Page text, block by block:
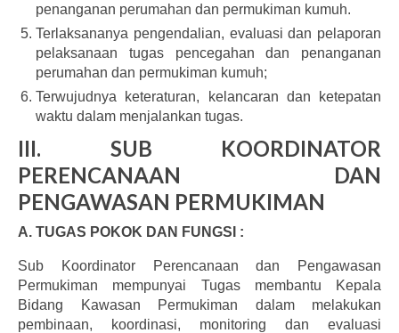
penanganan perumahan dan permukiman kumuh.
Terlaksananya pengendalian, evaluasi dan pelaporan
pelaksanaan tugas pencegahan dan penanganan
perumahan dan permukiman kumuh;
Terwujudnya keteraturan, kelancaran dan ketepatan
waktu dalam menjalankan tugas.
III. SUB KOORDINATOR
PERENCANAAN DAN
PENGAWASAN PERMUKIMAN
A. TUGAS POKOK DAN FUNGSI :
Sub Koordinator Perencanaan dan Pengawasan
Permukiman mempunyai Tugas membantu Kepala
Bidang Kawasan Permukiman dalam melakukan
pembinaan, koordinasi, monitoring dan evaluasi